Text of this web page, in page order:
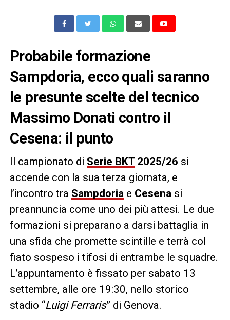
Probabile formazione
Sampdoria, ecco quali saranno
le presunte scelte del tecnico
Massimo Donati contro il
Cesena: il punto
Il campionato di Serie BKT2025/26 si
accende con la sua terza giornata, e
l’incontro tra Sampdoriae Cesenasi
preannuncia come uno dei più attesi. Le due
formazioni si preparano a darsi battaglia in
una sfida che promette scintille e terrà col
fiato sospeso i tifosi di entrambe le squadre.
L’appuntamento è fissato per sabato 13
settembre, alle ore 19:30, nello storico
stadio “Luigi Ferraris” di Genova.